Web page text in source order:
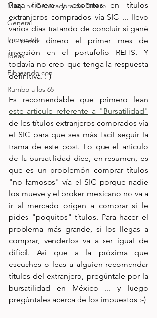
Maquina Generadora de Dinero
General
Impuestos
Ideas
Fibreando con
Rumbo a los 65
Raza fibrera y expertos en títulos
extranjeros comprados vía SIC ... llevo
varios días tratando de concluir si gané
o perdí dinero el primer mes de
inversión en el portafolio REITS. Y
todavía no creo que tenga la respuesta
definitiva. :-)
este articulo referente a "Bursatilidad"
de los títulos extranjeros comprados vía
el SIC para que sea más fácil seguir la
trama de este post. Lo que el artículo
de la bursatilidad dice, en resumen, es
que es un problemón comprar títulos
"no famosos" vía el SIC porque nadie
los mueve y el broker mexicano no va a
ir al mercado origen a comprar si le
pides "poquitos" títulos. Para hacer el
problema más grande, si los llegas a
comprar, venderlos va a ser igual de
difícil. Así que a la próxima que
escuches o leas a alguien recomendar
títulos del extranjero, pregúntale por la
bursatilidad en México ... y luego
pregúntales acerca de los impuestos :-)